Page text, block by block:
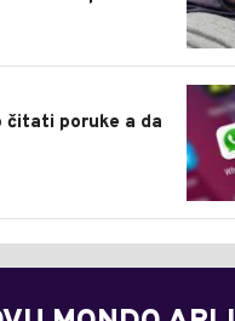
čitati poruke a da